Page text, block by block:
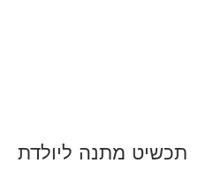
תכשיט מתנה ליולדת